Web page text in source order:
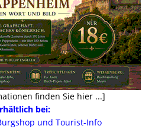
finden Sie hier ...]
bei:
und Tourist-Info